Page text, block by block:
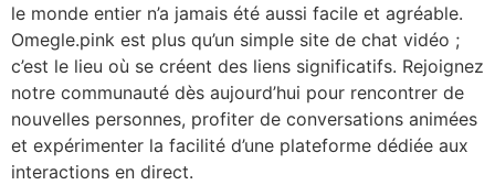
le monde entier n’a jamais été aussi facile et agréable.
Omegle.pink est plus qu’un simple site de chat vidéo ;
c’est le lieu où se créent des liens significatifs. Rejoignez
notre communauté dès aujourd’hui pour rencontrer de
nouvelles personnes, profiter de conversations animées
et expérimenter la facilité d’une plateforme dédiée aux
interactions en direct.